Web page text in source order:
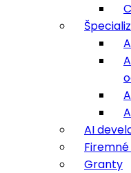
AI
Granty